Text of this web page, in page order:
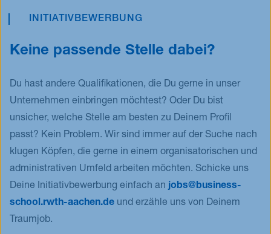
INITIATIVBEWERBUNG
Keine passende Stelle dabei?
Du hast andere Qualifikationen, die Du gerne in unser
Unternehmen einbringen möchtest? Oder Du bist
unsicher, welche Stelle am besten zu Deinem Profil
passt? Kein Problem. Wir sind immer auf der Suche nach
klugen Köpfen, die gerne in einem organisatorischen und
administrativen Umfeld arbeiten möchten. Schicke uns
Deine Initiativbewerbung einfach an jobs@business-
school.rwth-aachen.de und erzähle uns von Deinem
Traumjob.